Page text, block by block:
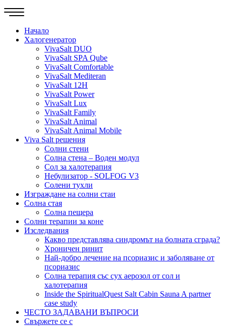
Начало
Халогенератор
VivaSalt DUO
VivaSalt SPA Qube
VivaSalt Comfortable
VivaSalt Mediteran
VivaSalt 12H
VivaSalt Power
VivaSalt Lux
VivaSalt Family
VivaSalt Animal
VivaSalt Animal Mobile
Viva Salt решения
Солни стени
Солна стена – Воден модул
Сол за халотерапия
Небулизатор - SOLFOG V3
Солени тухли
Изграждане на солни стаи
Солна стая
Солна пещера
Солни терапии за коне
Изследвания
Какво представлява синдромът на болната сграда?
Хроничен ринит
Най-добро лечение на псориазис и заболяване от
псориазис
Солна терапия със сух аерозол от сол и
халотерапия
Inside the SpiritualQuest Salt Cabin Sauna A partner
case study
ЧЕСТО ЗАДАВАНИ ВЪПРОСИ
Свържете се с